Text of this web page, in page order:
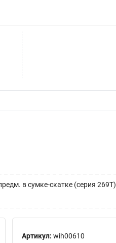
в сумке-скатке (серия 269T)
Артикул: wih00610